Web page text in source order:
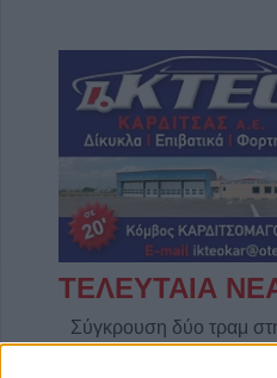
ΤΕΛΕΥΤΑΙΑ
Σύγκρουση δύο τραμ